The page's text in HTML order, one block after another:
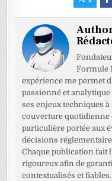
Formule
expérience me permet
passionné et
ses enjeux techniques
couverture quotidienne
particulière portée aux
décisions
Chaque publication fait
rigoureux afin de
contextualisés et